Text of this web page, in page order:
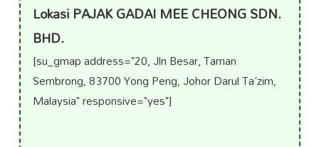
Lokasi PAJAK GADAI MEE CHEONG SDN.
BHD.
[su_gmap address="20, Jln Besar, Taman
Sembrong, 83700 Yong Peng, Johor Darul Ta'zim,
Malaysia" responsive="yes"]